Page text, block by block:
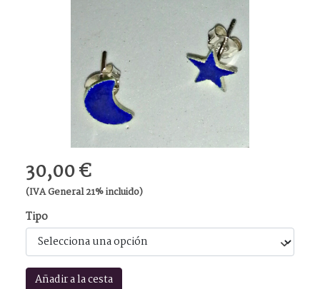
30,00 €
(IVA General 21% incluido)
Tipo
Añadir a la cesta